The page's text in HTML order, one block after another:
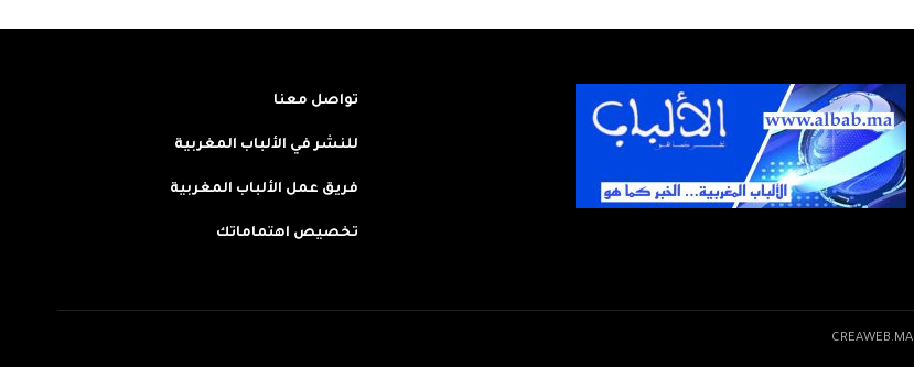
تواصل معنا
للنشر في الألباب المغربية
فريق عمل الألباب المغربية
تخصيص اهتماماتك
CREAWEB.MA